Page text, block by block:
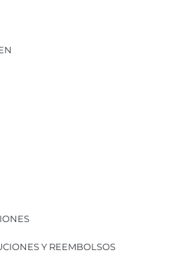
Y REEMBOLSOS